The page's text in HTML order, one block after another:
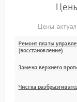
Цены
Ремонт платы
(восстановление)
Замена верхнего
Чистка